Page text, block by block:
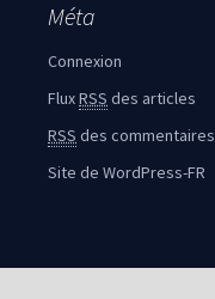
Méta
Connexion
FluxRSS des articles
RSS des commentaires
Site de WordPress-FR